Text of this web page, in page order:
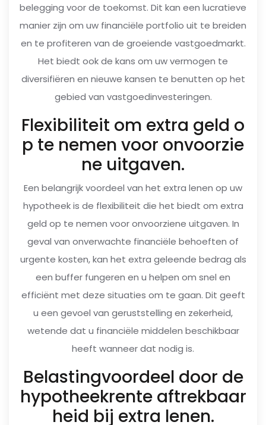
belegging voor de toekomst. Dit kan een lucratieve
manier zijn om uw financiële portfolio uit te breiden
en te profiteren van de groeiende vastgoedmarkt.
Het biedt ook de kans om uw vermogen te
diversifiëren en nieuwe kansen te benutten op het
gebied van vastgoedinvesteringen.
Flexibiliteit om extra geld o
p te nemen voor onvoorzie
ne uitgaven.
Een belangrijk voordeel van het extra lenen op uw
hypotheek is de flexibiliteit die het biedt om extra
geld op te nemen voor onvoorziene uitgaven. In
geval van onverwachte financiële behoeften of
urgente kosten, kan het extra geleende bedrag als
een buffer fungeren en u helpen om snel en
efficiënt met deze situaties om te gaan. Dit geeft
u een gevoel van geruststelling en zekerheid,
wetende dat u financiële middelen beschikbaar
heeft wanneer dat nodig is.
Belastingvoordeel door de
hypotheekrente aftrekbaar
heid bij extra lenen.